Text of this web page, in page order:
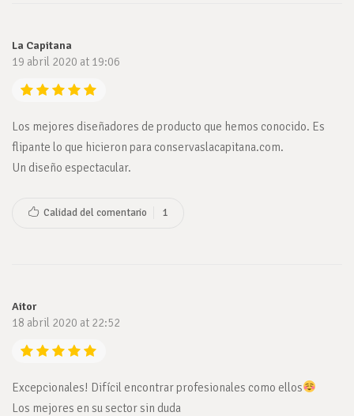
La Capitana
19 abril 2020 at 19:06
Los mejores diseñadores de producto que hemos conocido. Es
flipante lo que hicieron para conservaslacapitana.com.
Un diseño espectacular.
Calidad del comentario 1
Aitor
18 abril 2020 at 22:52
Excepcionales! Difícil encontrar profesionales como ellos
Los mejores en su sector sin duda